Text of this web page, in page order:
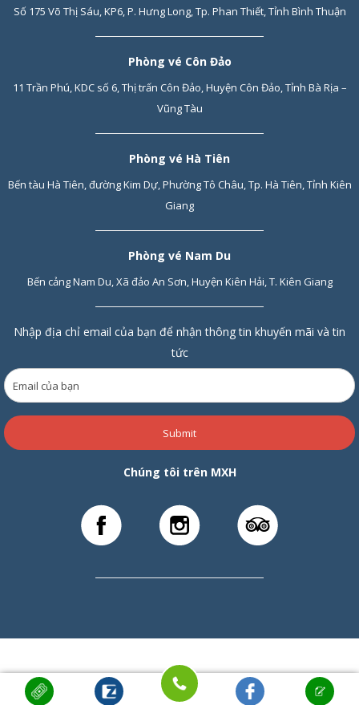
Số 175 Võ Thị Sáu, KP6, P. Hưng Long, Tp. Phan Thiết, Tỉnh Bình Thuận
Phòng vé Côn Đảo
11 Trần Phú, KDC số 6, Thị trấn Côn Đảo, Huyện Côn Đảo, Tỉnh Bà Rịa –
Vũng Tàu
Phòng vé Hà Tiên
Bến tàu Hà Tiên, đường Kim Dự, Phường Tô Châu, Tp. Hà Tiên, Tỉnh Kiên
Giang
Phòng vé Nam Du
Bến cảng Nam Du, Xã đảo An Sơn, Huyện Kiên Hải, T. Kiên Giang
Nhập địa chỉ email của bạn để nhận thông tin khuyến mãi và tin
tức
Submit
Chúng tôi trên MXH